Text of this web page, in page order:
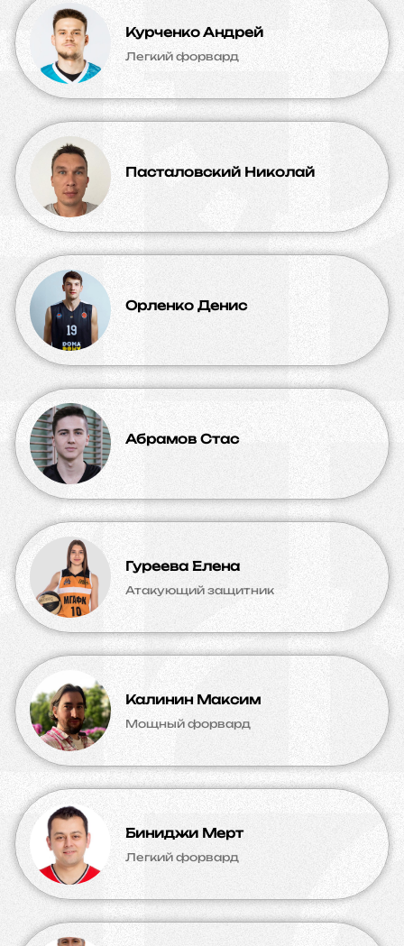
Курченко Андрей
Легкий форвард
Пасталовский Николай
Орленко Денис
Абрамов Стас
Гуреева Елена
Атакующий защитник
Калинин Максим
Мощный форвард
Биниджи Мерт
Легкий форвард